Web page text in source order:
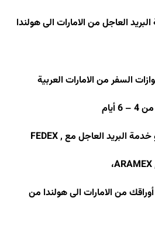
العاجل من الامارات الى هولندا
السفر من الامارات العربية
البريد العاجل مع FEDEX ,
ARAMEX،
من الامارات الى هولندا من